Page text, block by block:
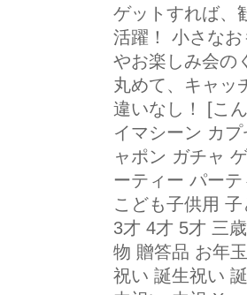
ゲットすれば、
活躍！ 小さな
やお楽しみ会の
丸めて、キャッ
違いなし！ [こ
イマシーン カ
ャポン ガチャ
ーティー パー
こども子供用
3才 4才 5才 三
物 贈答品 お年
祝い 誕生祝い